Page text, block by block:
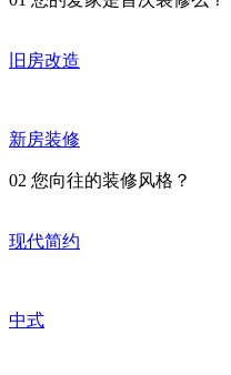
旧房改造
新房装修
02 您向往的装修风格？
现代简约
中式